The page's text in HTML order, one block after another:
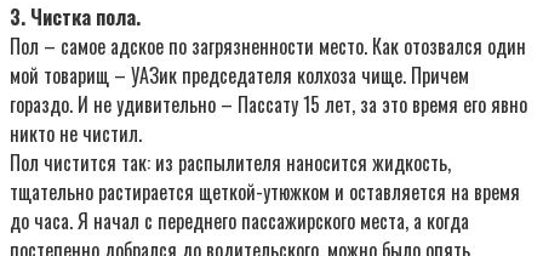
3. Чистка пола.
Пол – самое адское по загрязненности место. Как отозвался один
мой товарищ – УАЗик председателя колхоза чище. Причем
гораздо. И не удивительно – Пассату 15 лет, за это время его явно
никто не чистил.
Пол чистится так: из распылителя наносится жидкость,
тщательно растирается щеткой-утюжком и оставляется на время
до часа. Я начал с переднего пассажирского места, а когда
постепенно добрался до водительского, можно было опять